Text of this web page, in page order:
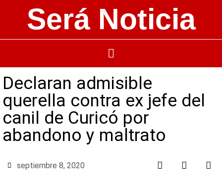
Será Noticia
Declaran admisible
querella contra ex jefe del
canil de Curicó por
abandono y maltrato
septiembre 8, 2020